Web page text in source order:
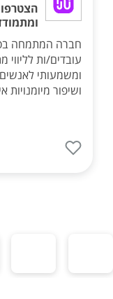
הצטרפו
חברה המתמחה
עובדים/ות לליווי
ומשמעותי
ושיפור